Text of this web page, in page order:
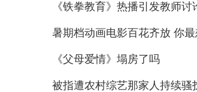
《铁拳教育》热播引发教师
暑期档动画电影百花齐放 你最
《父母爱情》塌房了吗
被指遭农村综艺那家人持续骚